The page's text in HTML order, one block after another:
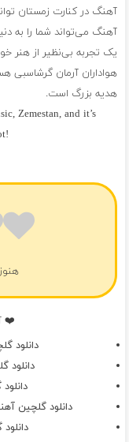
آهنگ در کنارت زمستان
آهنگ می‌تواند شما را به
یک تجربه بی‌نظیر از هنر
هواداران آرمان گرشاسبی
هدیه بزرگ است.
Zemestan, and it’s
❤️
دانلود
دانلود
دانلود گلچین